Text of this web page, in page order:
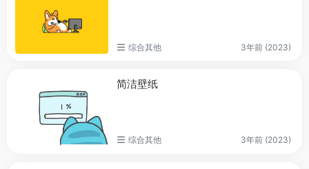
综合其他 3年前 (2023)
简洁壁纸
综合其他 3年前 (2023)